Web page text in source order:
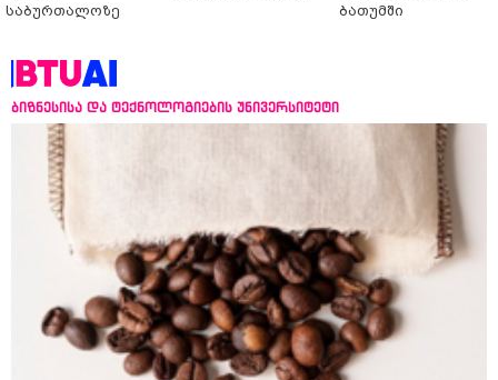
საბურთალოზე
ბათუმში
ბიზნესისა და ტექნოლოგიების უნივერსიტეტი